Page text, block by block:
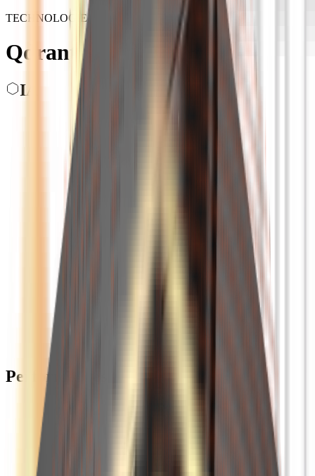
TECHNOLOGIE
Qdrant
IA
Performances